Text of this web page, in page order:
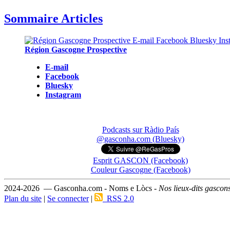
Sommaire Articles
Région Gascogne Prospective
E-mail
Facebook
Bluesky
Instagram
Podcasts sur Ràdio País
@gasconha.com (Bluesky)
Esprit GASCON (Facebook)
Couleur Gascogne (Facebook)
2024-2026 — Gasconha.com - Noms e Lòcs - Nos lieux-dits
Plan du site | Se connecter| RSS 2.0